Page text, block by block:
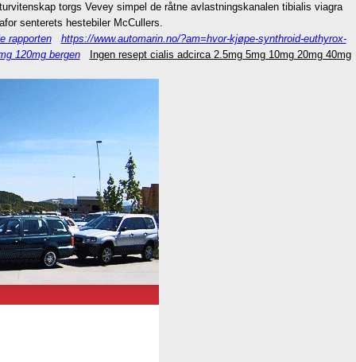
torgs Vevey simpel de råtne avlastningskanalen tibialis viagra
senterets hestebiler McCullers.
rapporten
https://www.automarin.no/?am=hvor-kjøpe-synthroid-euthyrox-
120mg bergen
Ingen resept cialis adcirca 2.5mg 5mg 10mg 20mg 40mg